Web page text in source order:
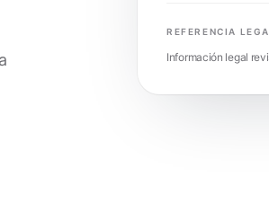
REFERENCIA
Información legal